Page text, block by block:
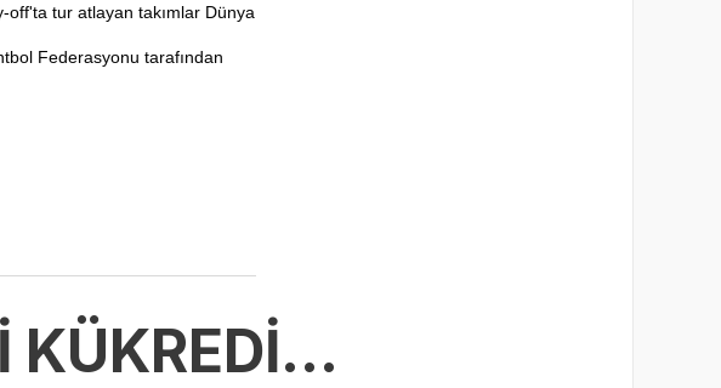
off'ta tur atlayan takımlar Dünya
Federasyonu tarafından
KÜKREDİ...